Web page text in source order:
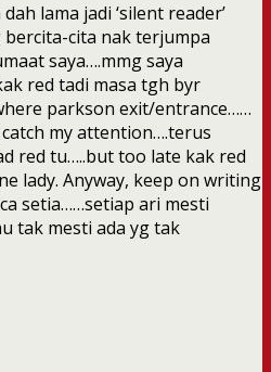
lama jadi ‘silent reader’
cita nak terjumpa
saya….mmg saya
red tadi masa tgh byr
parkson exit/entrance……
my attention….terus
red tu…..but too late kak red
lady. Anyway, keep on writing
setia……setiap ari mesti
tak mesti ada yg tak